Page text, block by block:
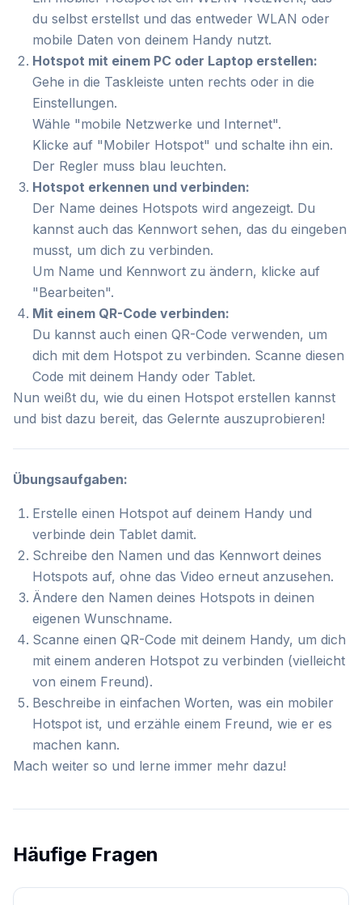
du selbst erstellst und das entweder WLAN oder
mobile Daten von deinem Handy nutzt.
Hotspot mit einem PC oder Laptop erstellen:
Gehe in die Taskleiste unten rechts oder in die
Einstellungen.
Wähle "mobile Netzwerke und Internet".
Klicke auf "Mobiler Hotspot" und schalte ihn ein.
Der Regler muss blau leuchten.
Hotspot erkennen und verbinden:
Der Name deines Hotspots wird angezeigt. Du
kannst auch das Kennwort sehen, das du eingeben
musst, um dich zu verbinden.
Um Name und Kennwort zu ändern, klicke auf
"Bearbeiten".
Mit einem QR-Code verbinden:
Du kannst auch einen QR-Code verwenden, um
dich mit dem Hotspot zu verbinden. Scanne diesen
Code mit deinem Handy oder Tablet.
Nun weißt du, wie du einen Hotspot erstellen kannst
und bist dazu bereit, das Gelernte auszuprobieren!
Übungsaufgaben:
Erstelle einen Hotspot auf deinem Handy und
verbinde dein Tablet damit.
Schreibe den Namen und das Kennwort deines
Hotspots auf, ohne das Video erneut anzusehen.
Ändere den Namen deines Hotspots in deinen
eigenen Wunschname.
Scanne einen QR-Code mit deinem Handy, um dich
mit einem anderen Hotspot zu verbinden (vielleicht
von einem Freund).
Beschreibe in einfachen Worten, was ein mobiler
Hotspot ist, und erzähle einem Freund, wie er es
machen kann.
Mach weiter so und lerne immer mehr dazu!
Häufige Fragen